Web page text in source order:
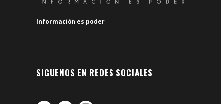
Información es poder
SIGUENOS EN REDES SOCIALES